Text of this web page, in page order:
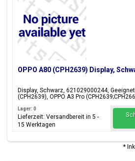
OPPO A80 (CPH2639) Display,
Display, Schwarz, 621029000244,
(CPH2639), OPPO A3 Pro
Lager: 0
Lieferzeit: Versandbereit in 5 -
15 Werktagen
*